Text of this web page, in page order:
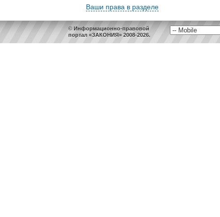
Ваши права в разделе
© Информационно-правовой
портал «ЗАКОНИЯ» 2008-2026.